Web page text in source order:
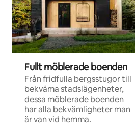
Fullt möblerade boenden
Från fridfulla bergsstugor till
bekväma stadslägenheter,
dessa möblerade boenden
har alla bekvämligheter man
är van vid hemma.